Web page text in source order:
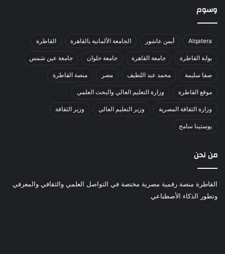
وسوم
Alqatera أيمن عاشور الجامعة الألمانية بالقاهرة القاطرة
بوابة القاطرة جامعة القاهرة جامعة حلوان جامعة عين شمس
صفا سليمة محمد عبد اللطيف مصر منصة القاطرة
موقع القاطرة وزارة التعليم العالي والبحث العلمي
وزارة الثقافة المصرية وزير التعليم العالي وزير الثقافة
يوستينا سامح
من نحن
القاطرة منصة رقمية مصرية مختصة في التواصل العلمي والثقافي والمعرفي
وتطور الذكاء الأصطناعي